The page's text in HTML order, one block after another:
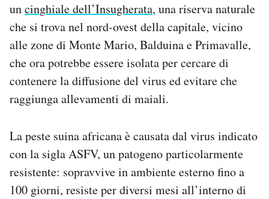
Esci
uncinghiale dell’Insugherata, una riserva naturale
che si trova nel nord-ovest della capitale, vicino
alle zone di Monte Mario, Balduina e Primavalle,
che ora potrebbe essere isolata per cercare di
contenere la diffusione del virus ed evitare che
raggiunga allevamenti di maiali.
La peste suina africana è causata dal virus indicato
con la sigla ASFV, un patogeno particolarmente
resistente: sopravvive in ambiente esterno fino a
100 giorni, resiste per diversi mesi all’interno di